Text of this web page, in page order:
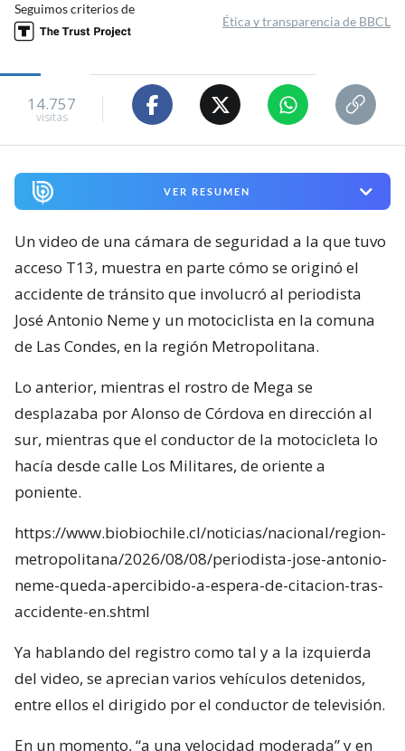
Seguimos criterios de
Ética y transparencia de BBCL
14.757
visitas
VER RESUMEN
Un video de una cámara de seguridad a la que tuvo
acceso T13, muestra en parte cómo se originó el
accidente de tránsito que involucró al periodista
José Antonio Neme y un motociclista en la comuna
de Las Condes, en la región Metropolitana.
Lo anterior, mientras el rostro de Mega se
desplazaba por Alonso de Córdova en dirección al
sur, mientras que el conductor de la motocicleta lo
hacía desde calle Los Militares, de oriente a
poniente.
https://www.biobiochile.cl/noticias/nacional/region-
metropolitana/2026/08/08/periodista-jose-antonio-
neme-queda-apercibido-a-espera-de-citacion-tras-
accidente-en.shtml
Ya hablando del registro como tal y a la izquierda
del video, se aprecian varios vehículos detenidos,
entre ellos el dirigido por el conductor de televisión.
En un momento, “a una velocidad moderada” y en